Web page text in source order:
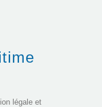
légale et